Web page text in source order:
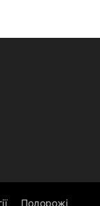
Подорожі